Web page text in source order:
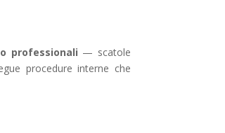
professionali — scatole
procedure interne che